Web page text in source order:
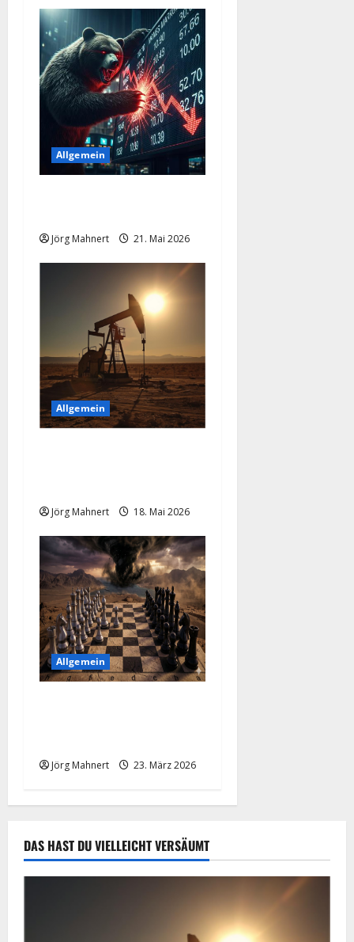
g
s
n
a
i
a
o
n
Allgemein
Jörg Mahnert 21. Mai 2026
Allgemein
Jörg Mahnert 18. Mai 2026
Allgemein
Jörg Mahnert 23. März 2026
DAS HAST DU VIELLEICHT VERSÄUMT